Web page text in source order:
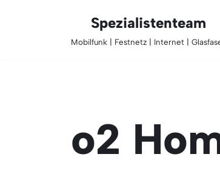
Spezialistenteam
Mobilfunk | Festnetz | Internet |
o2